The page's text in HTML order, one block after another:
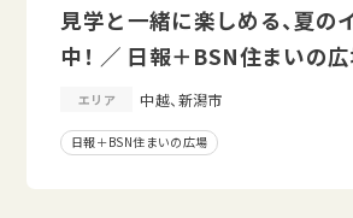
見学と一緒に楽しめる、夏の
中！ ／ 日報＋BSN住まいの
エリア 中越、新潟市
日報＋BSN住まいの広場